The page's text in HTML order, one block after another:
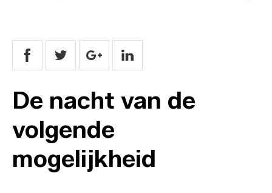
De nacht van de
volgende
mogelijkheid